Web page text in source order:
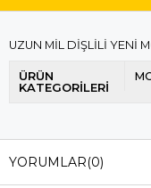
UZUN MİL DİŞLİLİ YENİ
ÜRÜN
KATEGORİLERİ
YORUMLAR(0)